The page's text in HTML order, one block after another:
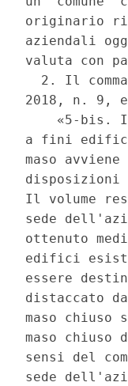
originario
aziendali
valuta con
2. Il
2018, n. 9,
«5-bis.
a fini
maso
Il volume
sede
ottenuto
edifici
essere
distaccato
maso
maso
sensi del
sede